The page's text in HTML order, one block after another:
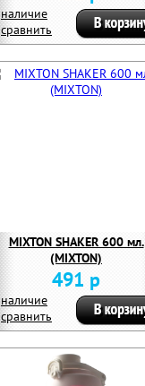
наличие
сравнить
MIXTON SHAKER 600 мл.
(MIXTON)
491 р
наличие
сравнить